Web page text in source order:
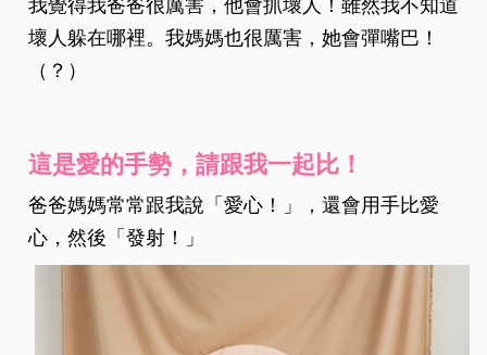
我覺得我爸爸很厲害，他會抓壞人！雖然我不知道
壞人躲在哪裡。我媽媽也很厲害，她會彈嘴巴！
（？）
這是愛的手勢，請跟我一起比！
爸爸媽媽常常跟我說「愛心！」，還會用手比愛
心，然後「發射！」